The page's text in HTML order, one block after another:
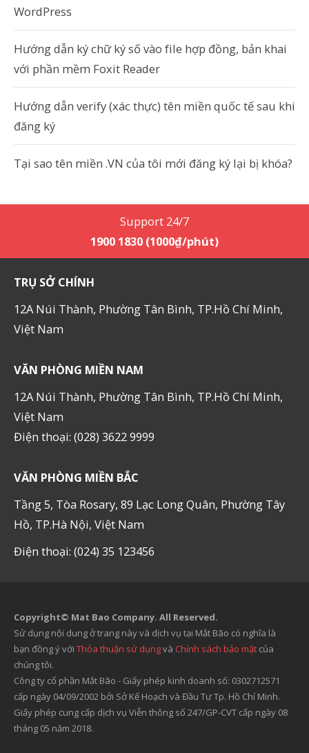
WordPress
Hướng dẫn ký chữ ký số vào file hợp đồng, bản khai
với phần mềm Foxit Reader
Hướng dẫn verify (xác thực) tên miền quốc tế sau khi
đăng ký
Tại sao tên miền .VN của tôi mới đăng ký lại bị khóa?
Support 24/7
1900 1830 (1000₫/phút)
TRỤ SỞ CHÍNH
12A Núi Thành, Phường Tân Bình, TP.Hồ Chí Minh,
Việt Nam
VĂN PHÒNG MIỀN NAM
12A Núi Thành, Phường Tân Bình, TP.Hồ Chí Minh,
Việt Nam
Điện thoại: (028) 3622 9999
VĂN PHÒNG MIỀN BẮC
Tầng 5, Tòa Rosary, 89 Lạc Long Quân, Phường Tây
Hồ, TP.Hà Nội, Việt Nam
Điện thoại: (024) 35 123456
Copyright© Mat Bao Company. All Reserved.
Sử dụng nội dung ở trang này và dịch vụ tại Mắt Bão có nghĩa là
bạn đồng ý với Thỏa thuận sử dụngvà Chính sách bảo mật của
chúng tôi.
Công ty cổ phần Mắt Bão - Giấy phép kinh doanh số: 0302712571
cấp ngày 04/09/2002 bởi Sở Kế Hoạch và Đầu Tư Tp. Hồ Chí Minh.
Giấy phép cung cấp dịch vụ Viễn thông số 247/GP-CVT cấp ngày 08
tháng 05 năm 2018.